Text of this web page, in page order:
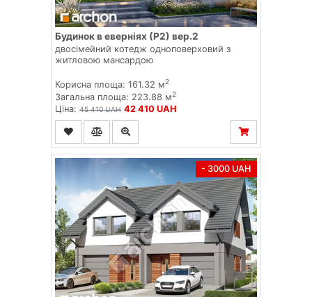
Будинок в еверніях (Р2) вер.2
двосімейний котедж одноповерховий з
житловою мансардою
Корисна площа: 161.32 м2
Загальна площа: 223.88 м2
Ціна: 45 410 UAH 42 410 UAH
- 3000 UAH